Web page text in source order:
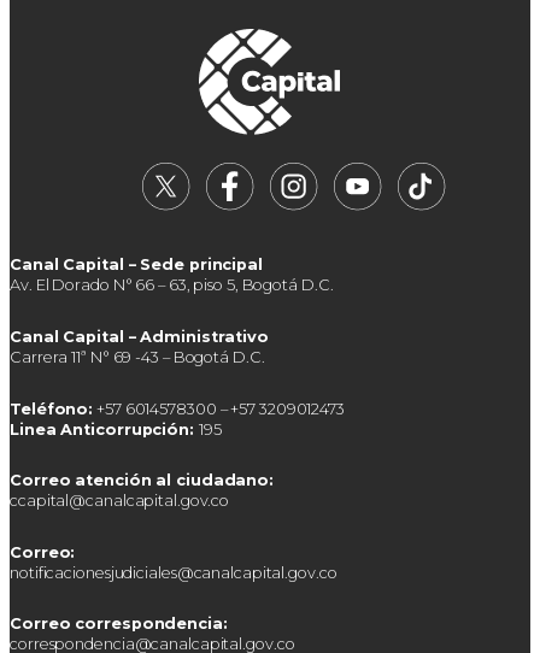
Canal Capital – Sede principal
Av. El Dorado N° 66 – 63, piso 5, Bogotá D.C.
Canal Capital – Administrativo
Carrera 11ª N° 69 -43 – Bogotá D.C.
Teléfono: +57 6014578300 – +57 3209012473
Linea Anticorrupción: 195
Correo atención al ciudadano:
ccapital@canalcapital.gov.co
Correo:
notificacionesjudiciales@canalcapital.gov.co
Correo correspondencia:
correspondencia@canalcapital.gov.co